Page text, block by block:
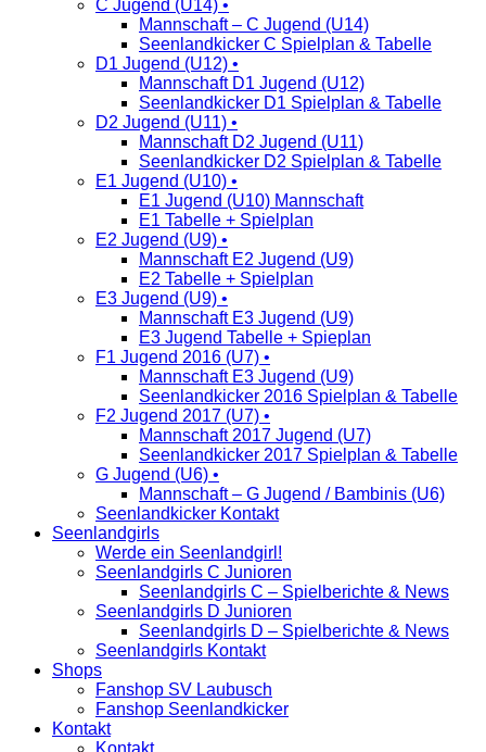
C Jugend (U14) •
Mannschaft – C Jugend (U14)
Seenlandkicker C Spielplan & Tabelle
D1 Jugend (U12) •
Mannschaft D1 Jugend (U12)
Seenlandkicker D1 Spielplan & Tabelle
D2 Jugend (U11) •
Mannschaft D2 Jugend (U11)
Seenlandkicker D2 Spielplan & Tabelle
E1 Jugend (U10) •
E1 Jugend (U10) Mannschaft
E1 Tabelle + Spielplan
E2 Jugend (U9) •
Mannschaft E2 Jugend (U9)
E2 Tabelle + Spielplan
E3 Jugend (U9) •
Mannschaft E3 Jugend (U9)
E3 Jugend Tabelle + Spieplan
F1 Jugend 2016 (U7) •
Mannschaft E3 Jugend (U9)
Seenlandkicker 2016 Spielplan & Tabelle
F2 Jugend 2017 (U7) •
Mannschaft 2017 Jugend (U7)
Seenlandkicker 2017 Spielplan & Tabelle
G Jugend (U6) •
Mannschaft – G Jugend / Bambinis (U6)
Seenlandkicker Kontakt
Seenlandgirls
Werde ein Seenlandgirl!
Seenlandgirls C Junioren
Seenlandgirls C – Spielberichte & News
Seenlandgirls D Junioren
Seenlandgirls D – Spielberichte & News
Seenlandgirls Kontakt
Shops
Fanshop SV Laubusch
Fanshop Seenlandkicker
Kontakt
Kontakt